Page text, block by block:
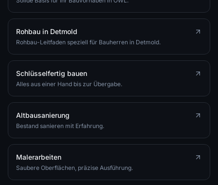
Rohbau in Detmold
Rohbau-Leitfaden speziell für Bauherren in Detmold.
Schlüsselfertig bauen
Alles aus einer Hand bis zur Übergabe.
Altbausanierung
Bestand sanieren mit Erfahrung.
Malerarbeiten
Saubere Oberflächen, präzise Ausführung.